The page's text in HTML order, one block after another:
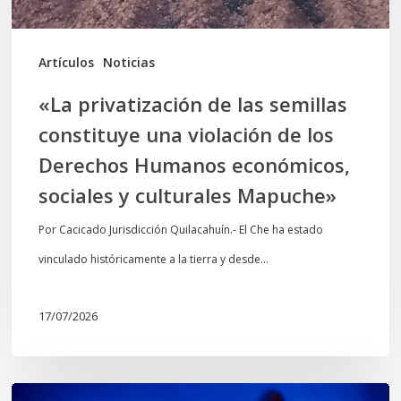
Artículos Noticias
de
Humanos
económicos,
sociales
culturales
Mapuche»
«La privatización de las semillas
constituye una violación de los
Derechos Humanos económicos,
sociales y culturales Mapuche»
Por Cacicado Jurisdicción Quilacahuín.- El Che ha estado
vinculado históricamente a la tierra y desde…
17/07/2026